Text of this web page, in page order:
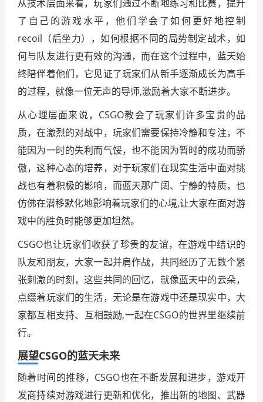
从技术层面来看，玩家们通过不断地练习和比赛，提升
了自己的游戏水平，他们学会了如何更好地控制
recoil（后坐力），如何根据不同的局势制定战术，如
何与队友进行更有效的沟通，而在这个过程中，蓝天始
终陪伴着他们，它见证了玩家们从新手逐渐成长为高手
的过程，就像一位无声的导师,激励着大家不断进步。
从心理层面来说，CSGO教会了玩家们许多宝贵的品
质，在激烈的对战中，玩家们需要保持冷静和专注，不
能因为一时的失利而气馁，也不能因为暂时的成功而骄
傲，这种心态的培养，对于玩家们在现实生活中面对挑
战也有着积极的影响，而蓝天那广阔、宁静的特质，也
仿佛在潜移默化地影响着玩家们的心境,让大家在面对游
戏中的胜负时能够更加坦然。
CSGO也让玩家们收获了珍贵的友谊，在游戏中结识的
队友和朋友，大家一起并肩作战，共同经历了无数个紧
张刺激的时刻，这些共同的回忆，就像蓝天中的云朵，
点缀着玩家们的生活，无论是在游戏中还是现实中，大
家都互相支持、互相鼓励,一起在CSGO的世界里继续前
行。
展望CSGO的蓝天未来
随着时间的推移，CSGO也在不断发展和进步，游戏开
发商持续对游戏进行更新和优化，推出新的地图、武器